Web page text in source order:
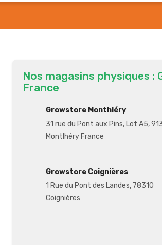
Nos magasins physiques
France
Growstore Monthléry
31 rue du Pont aux Pins, Lot A5,
Montlhéry France
Growstore Coignières
1 Rue du Pont des Landes, 78310
Coignières